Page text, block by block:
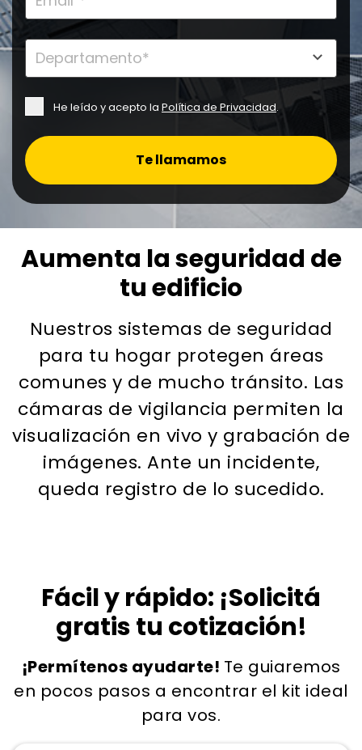
He leído y acepto la Política de Privacidad.
Te llamamos
Aumenta la seguridad de
tu edificio
Nuestros sistemas de seguridad
para tu hogar protegen áreas
comunes y de mucho tránsito. Las
cámaras de vigilancia permiten la
visualización en vivo y grabación de
imágenes. Ante un incidente,
queda registro de lo sucedido.
Fácil y rápido: ¡Solicitá
gratis tu cotización!
¡Permítenos ayudarte! Te guiaremos
en pocos pasos a encontrar el kit ideal
para vos.